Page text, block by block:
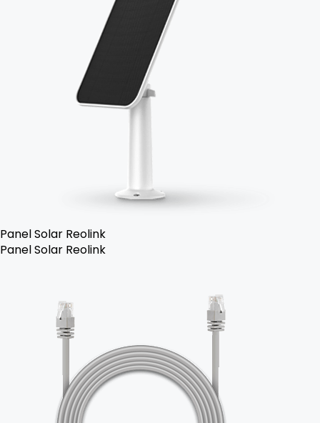
Panel Solar Reolink
Panel Solar Reolink